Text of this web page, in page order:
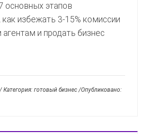
основных этапов
избежать 3-15% комиссии
и продать бизнес
готовый бизнес /Опубликовано: